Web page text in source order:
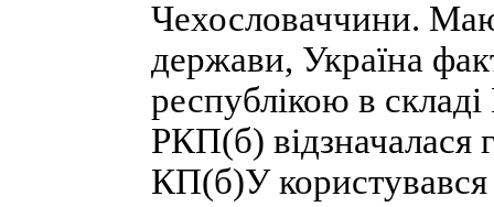
Чехословаччини.
держави, Україна
республікою в
РКП(б) відзначалася
КП(б)У